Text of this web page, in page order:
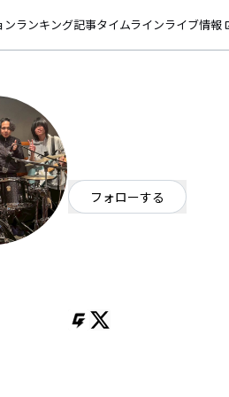
ンランキング記事タイムラインライブ情報
フォローする